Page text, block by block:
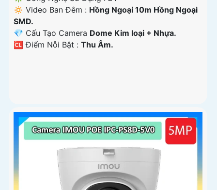
🔅 Video Ban Đêm : Hồng Ngoại 10m Hồng Ngoại
SMD.
💎 Cấu Tạo Camera Dome Kim loại + Nhựa.
️🆑 Điểm Nỗi Bật : Thu Âm.